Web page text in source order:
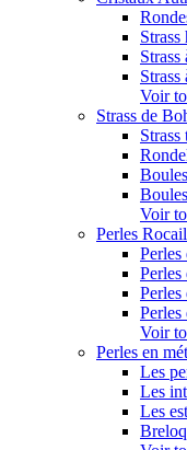
Voir
Strass de
Voir
Perles
Perles
Perles
Perles
Voir
Perles en
Les
Les
Les